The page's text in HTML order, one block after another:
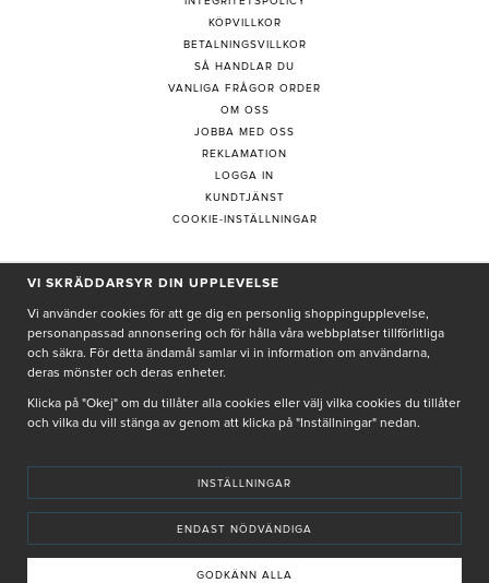
KÖPVILLKOR
BETALNINGSVILLKOR
SÅ HANDLAR DU
VANLIGA FRÅGOR ORDER
OM OSS
JOBBA MED OSS
REKLAMATION
LOGGA IN
KUNDTJÄNST
COOKIE-INSTÄLLNINGAR
PRENUMERERA PÅ NYHETSBREV
Genom att ge min e-post, accepterar jag Seth och Sallyintegritetspolicy
De uppgifter du matar in kommer endast användas till våra nyhetsbrev.
INNEHÅLLET OCH REKOMMENDATIONERNA PÅ DENNA SIDA ÄR FRAMTAGNA OCH GRANSKADE
VI SKRÄDDARSYR DIN UPPLEVELSE
Vi använder cookies för att ge dig en personlig shoppingupplevelse,
personanpassad annonsering och för hålla våra webbplatser tillförlitliga
och säkra. För detta ändamål samlar vi in information om användarna,
deras mönster och deras enheter.
Klicka på "Okej" om du tillåter alla cookies eller välj vilka cookies du tillåter
och vilka du vill stänga av genom att klicka på "Inställningar" nedan.
INSTÄLLNINGAR
ENDAST NÖDVÄNDIGA
GODKÄNN ALLA